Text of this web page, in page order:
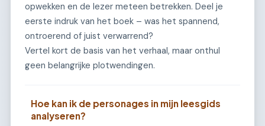
opwekken en de lezer meteen betrekken. Deel je
eerste indruk van het boek – was het spannend,
ontroerend of juist verwarrend?
Vertel kort de basis van het verhaal, maar onthul
geen belangrijke plotwendingen.
Hoe kan ik de personages in mijn leesgids
analyseren?